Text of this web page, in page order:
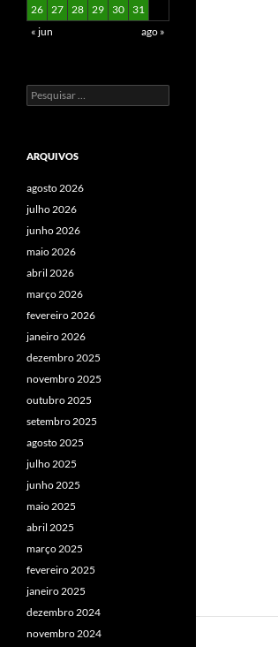
26 27 28 29 30
31
« jun
ago »
Pesquisar
por:
ARQUIVOS
agosto 2026
julho 2026
junho 2026
maio 2026
abril 2026
março 2026
fevereiro 2026
janeiro 2026
dezembro 2025
novembro 2025
outubro 2025
setembro 2025
agosto 2025
julho 2025
junho 2025
maio 2025
abril 2025
março 2025
fevereiro 2025
janeiro 2025
dezembro 2024
novembro 2024